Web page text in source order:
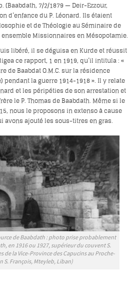
(Baabdath, 7/2/1879 — Deir-Ezzour,
d’enfance du P. Léonard. Ils étaient
et de Théologie au Séminaire de
Missionnaires en Mésopotamie.
libéré, il se déguisa en Kurde et réussit
ce rapport, 1en 1919, qu’il intitula : «
de Baabdat O.M.C. sur la résidence
pendant la guerre 1914-1918 ». Il y relate
et les péripéties de son arrestation et
le P. Thomas de Baabdath. Même si le
nous le proposons in extenso à cause
avons ajouté les sous-titres en gras.
de Baabdath : photo prise probablement
en 1916 ou 1927, supérieur du couvent S.
de la Vice-Province des Capucins au Proche-
S. François, Mteyleb, Liban)